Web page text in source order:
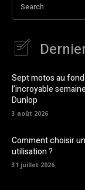
Search
Sept motos au
l’incroyable
Dunlop
3 août 2026
Comment choisir
utilisation ?
31 juillet 2026